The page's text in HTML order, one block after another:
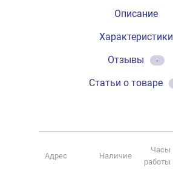
Описание
Характеристики
Отзывы
-
Статьи о товаре
Адрес Наличие
Часы
работы